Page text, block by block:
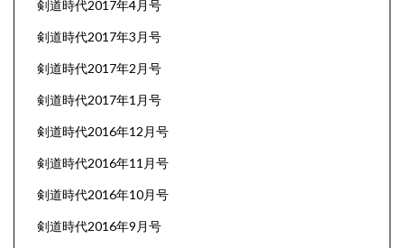
剣道時代2017年4月号
剣道時代2017年3月号
剣道時代2017年2月号
剣道時代2017年1月号
剣道時代2016年12月号
剣道時代2016年11月号
剣道時代2016年10月号
剣道時代2016年9月号